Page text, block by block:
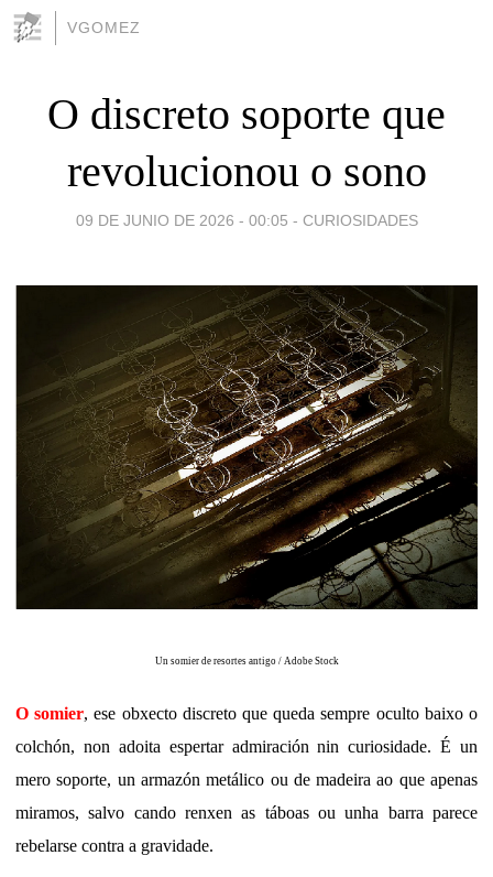
VGOMEZ
O discreto soporte que
revolucionou o sono
09 DE JUNIO DE 2026 - 00:05 - CURIOSIDADES
Un somier de resortes antigo / Adobe Stock
O somier, ese obxecto discreto que queda sempre oculto baixo o
colchón, non adoita espertar admiración nin curiosidade. É un
mero soporte, un armazón metálico ou de madeira ao que apenas
miramos, salvo cando renxen as táboas ou unha barra parece
rebelarse contra a gravidade.